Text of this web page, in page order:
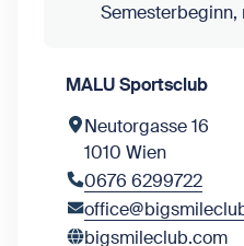
Semesterbeginn,
MALU Sportsclub
Neutorgasse 16
1010 Wien
0676 6299722
bigsmileclub.com